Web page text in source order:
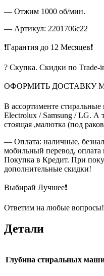
— Отжим 1000 об/мин.
— Артикул: 2201706c22
❗Гарантия до 12 Месяцев❗
? Скупка. Скидки по Тrade-
ОФОРМИТЬ ДОСТАВКУ
В ассортименте
Electrolux / Samsung / LG. А
стоящая ,малютка (под
— Оплата: наличные,
мобильный перевод, оплата
Покупка в Кредит. При
дополнительные скидки!
Выбирай Лучшее❗
Ответим на любые
Детали
Глубина стиральных